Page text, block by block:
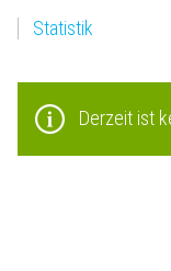
Statistik
Derzeit ist